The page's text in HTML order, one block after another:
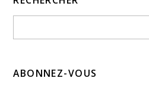
ABONNEZ-VOUS